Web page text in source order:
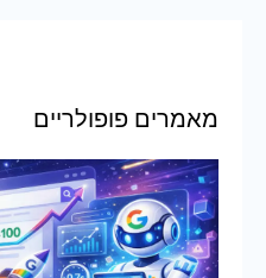
מאמרים פופולריים